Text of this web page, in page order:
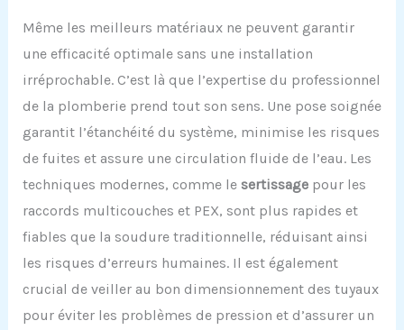
Même les meilleurs matériaux ne peuvent garantir
une efficacité optimale sans une installation
irréprochable. C’est là que l’expertise du professionnel
de la plomberie prend tout son sens. Une pose soignée
garantit l’étanchéité du système, minimise les risques
de fuites et assure une circulation fluide de l’eau. Les
techniques modernes, comme le sertissagepour les
raccords multicouches et PEX, sont plus rapides et
fiables que la soudure traditionnelle, réduisant ainsi
les risques d’erreurs humaines. Il est également
crucial de veiller au bon dimensionnement des tuyaux
pour éviter les problèmes de pression et d’assurer un